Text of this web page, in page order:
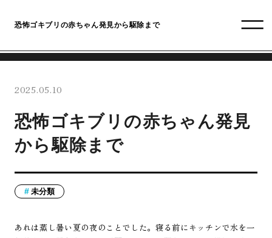
恐怖ゴキブリの赤ちゃん発見から駆除まで
2025.05.10
恐怖ゴキブリの赤ちゃん発見
から駆除まで
未分類
あれは蒸し暑い夏の夜のことでした。寝る前にキッチンで水を一